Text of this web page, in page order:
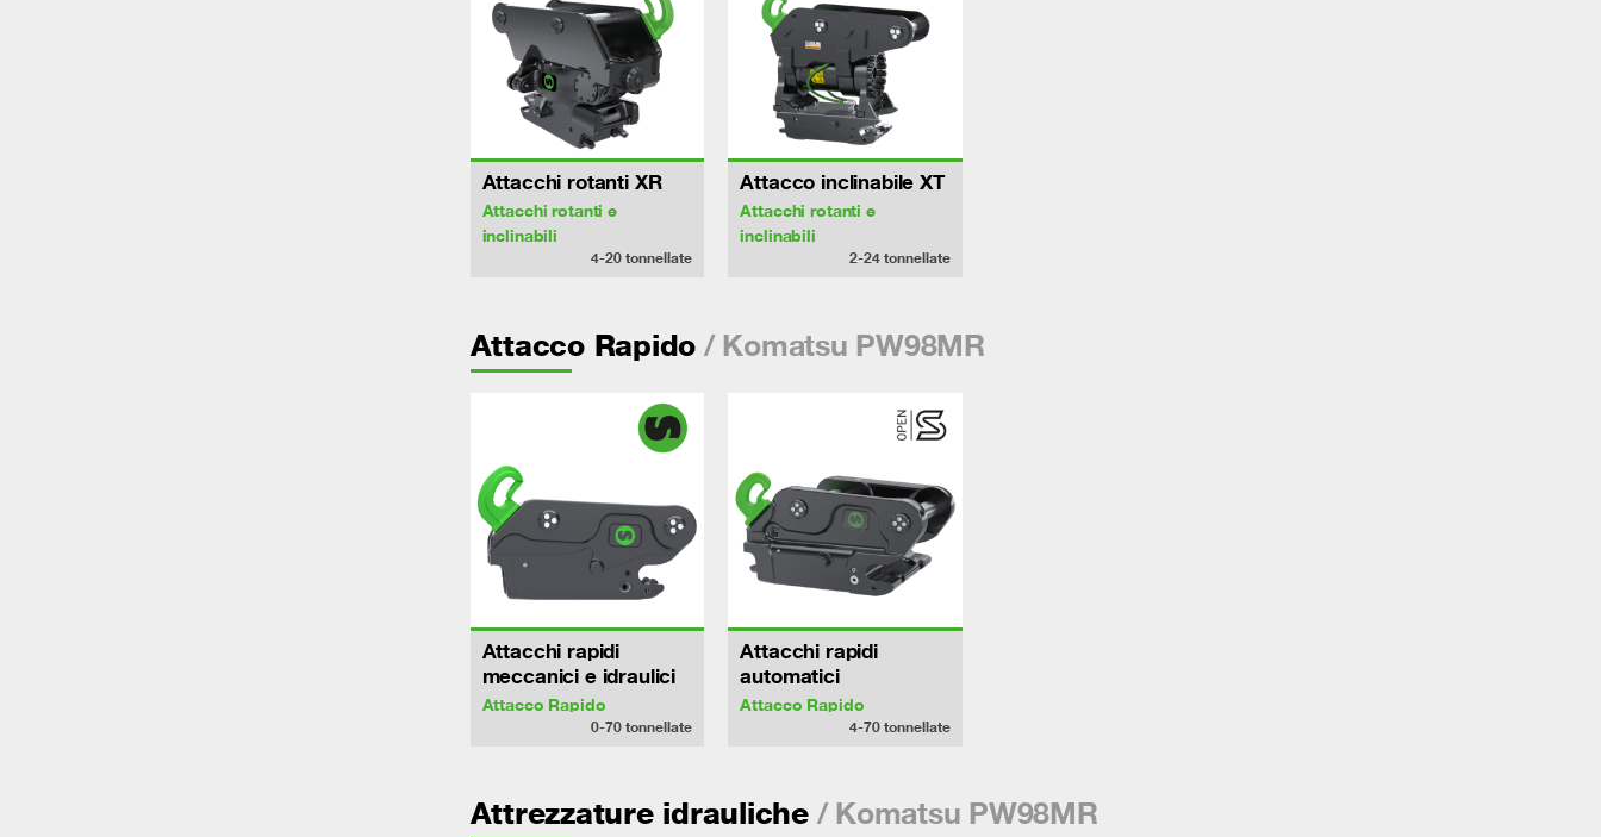
Attacchi rotanti XR
Attacchi rotanti e
inclinabili
4-20tonnellate
Attacco inclinabile XT
Attacchi rotanti e
inclinabili
2-24tonnellate
Attacco Rapido / Komatsu PW98MR
Attacchi rapidi
meccanici e idraulici
Attacco Rapido
0-70tonnellate
Attacchi rapidi
automatici
Attacco Rapido
4-70tonnellate
Attrezzature idrauliche/ Komatsu PW98MR